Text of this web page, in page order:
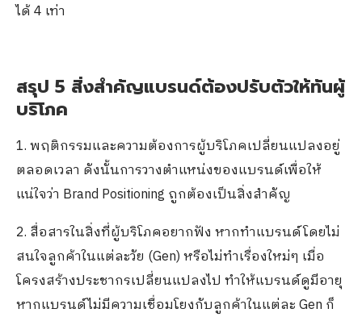
ได้ 4 เท่า
สรุป 5 สิ่งสำคัญแบรนด์ต้องปรับตัวให้ทันผู้
บริโภค
1. พฤติกรรมและความต้องการผู้บริโภคเปลี่ยนแปลงอยู่
ตลอดเวลา ดังนั้นการวางตำแหน่งของแบรนด์เพื่อให้
แน่ใจว่า Brand Positioning ถูกต้องเป็นสิ่งสำคัญ
2. สื่อสารในสิ่งที่ผู้บริโภคอยากฟัง หากทำแบรนด์โดยไม่
สนใจลูกค้าในแต่ละวัย (Gen) หรือไม่ทำเรื่องใหม่ๆ เมื่อ
โครงสร้างประชากรเปลี่ยนแปลงไป ทำให้แบรนด์ดูมีอายุ
หากแบรนด์ไม่มีความเชื่อมโยงกับลูกค้าในแต่ละ Gen ก็